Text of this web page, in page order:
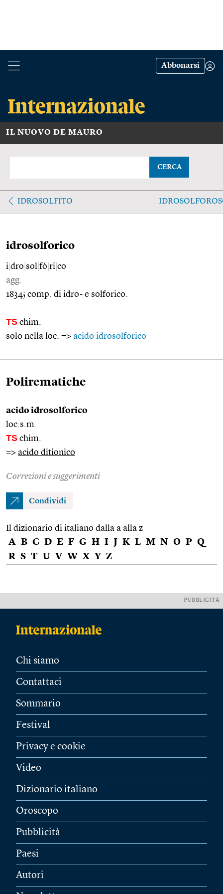
Abbonarsi
IL NUOVO DE MAURO
CERCA
IDROSOLFITO
idrosolforico
i dro sol fò ri co
agg.
1834; comp. di idro- e solforico.
TS chim.
solo nella loc. => acido idrosolforico
Polirematiche
acido idrosolforico
loc.s.m.
TS chim.
=> acido ditionico
Correzioni e suggerimenti
Condividi
Il dizionario di italiano dalla a alla z
A B C D E F G H I J K L M N O P Q
R S T U V W X Y Z
PUBBLICITÀ
Chi siamo
Contattaci
Sommario
Festival
Privacy e cookie
Video
Dizionario italiano
Oroscopo
Pubblicità
Paesi
Autori